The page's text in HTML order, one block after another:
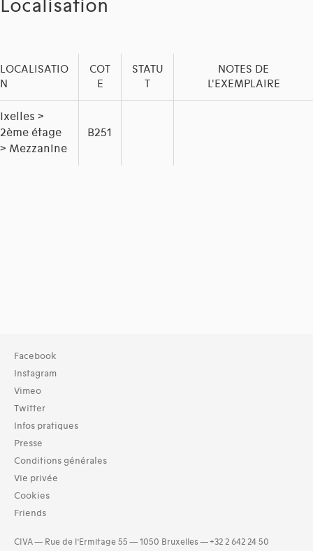
Localisation
LOCALISATIO
N
COT
E
STATU
T
NOTES DE
L'EXEMPLAIRE
Ixelles >
2ème étage
> Mezzanine
B251
Facebook
Instagram
Vimeo
Twitter
Infos pratiques
Presse
Conditions générales
Vie privée
Cookies
Friends
CIVA — Rue de l’Ermitage 55 — 1050 Bruxelles — +32 2 642 24 50